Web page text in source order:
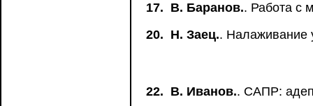
17. В. Баранов.. Работа с
20. Н. Заец.. Налаживание
22. В. Иванов.. САПР: